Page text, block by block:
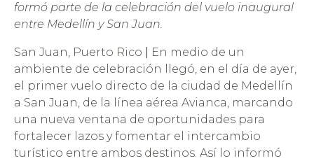
formó parte de la celebración del vuelo inaugural
entre Medellín y San Juan.
San Juan, Puerto Rico
En medio de un
ambiente de celebración llegó, en el día de ayer,
el primer vuelo directo de la ciudad de Medellín
a San Juan, de la línea aérea Avianca, marcando
una nueva ventana de oportunidades para
fortalecer lazos y fomentar el intercambio
turístico entre ambos destinos. Así lo informó